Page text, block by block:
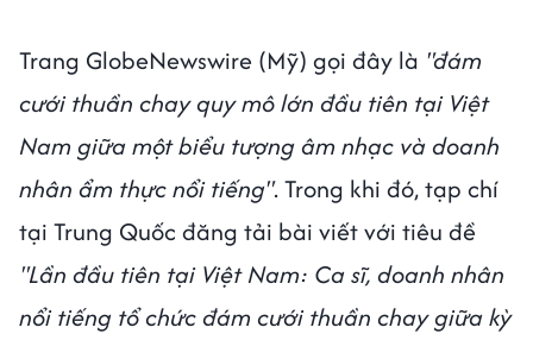
Trang GlobeNewswire (Mỹ) gọi đây là "đám
cưới thuần chay quy mô lớn đầu tiên tại Việt
Nam giữa một biểu tượng âm nhạc và doanh
nhân ẩm thực nổi tiếng". Trong khi đó, tạp chí
tại Trung Quốc đăng tải bài viết với tiêu đề
"Lần đầu tiên tại Việt Nam: Ca sĩ, doanh nhân
nổi tiếng tổ chức đám cưới thuần chay giữa kỳ